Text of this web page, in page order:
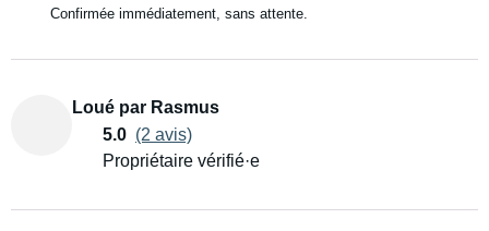
Confirmée immédiatement, sans attente.
Loué par Rasmus
5.0 (2 avis)
Propriétaire vérifié·e